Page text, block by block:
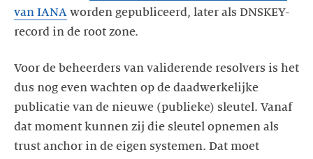
van IANA worden gepubliceerd, later als DNSKEY-
record in de root zone.
Voor de beheerders van validerende resolvers is het
dus nog even wachten op de daadwerkelijke
publicatie van de nieuwe (publieke) sleutel. Vanaf
dat moment kunnen zij die sleutel opnemen als
trust anchor in de eigen systemen. Dat moet